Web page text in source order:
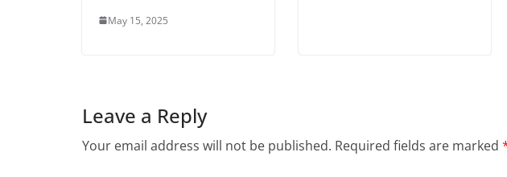
May 15, 2025
Leave a Reply
Your email address will not be published. Required fields are marked